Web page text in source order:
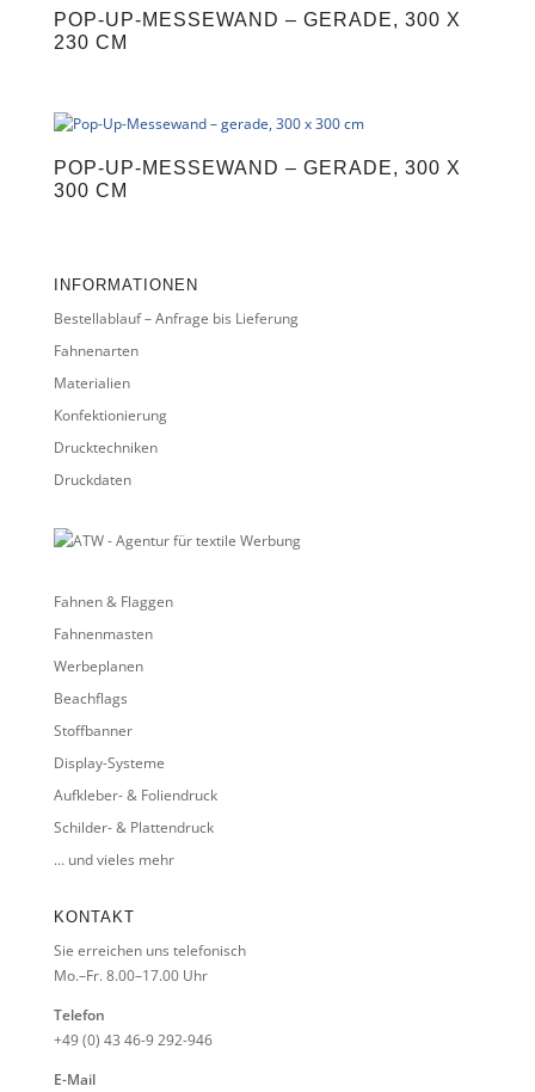
POP-UP-MESSEWAND – GERADE, 300 X
230 CM
POP-UP-MESSEWAND – GERADE, 300 X
300 CM
INFORMATIONEN
Bestellablauf – Anfrage bis Lieferung
Fahnenarten
Materialien
Konfektionierung
Drucktechniken
Druckdaten
Fahnen & Flaggen
Fahnenmasten
Werbeplanen
Beachflags
Stoffbanner
Display-Systeme
Aufkleber- & Foliendruck
Schilder- & Plattendruck
… und vieles mehr
KONTAKT
Sie erreichen uns telefonisch
Mo.–Fr. 8.00–17.00 Uhr
Telefon
+49 (0) 43 46-9 292-946
E-Mail